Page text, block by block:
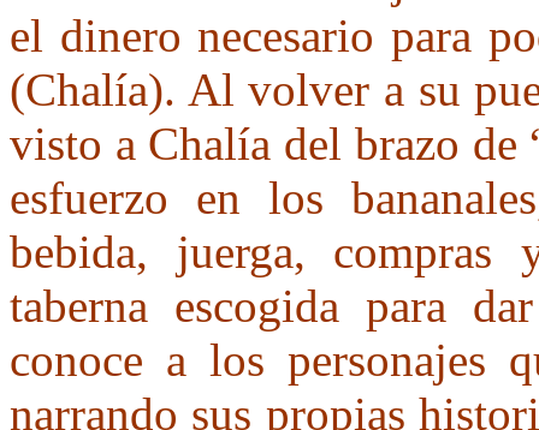
el dinero necesario para
(Chalía). Al volver a su
visto a Chalía del brazo
esfuerzo en los
bebida, juerga, compras
taberna escogida para
conoce a los personajes
narrando sus propias